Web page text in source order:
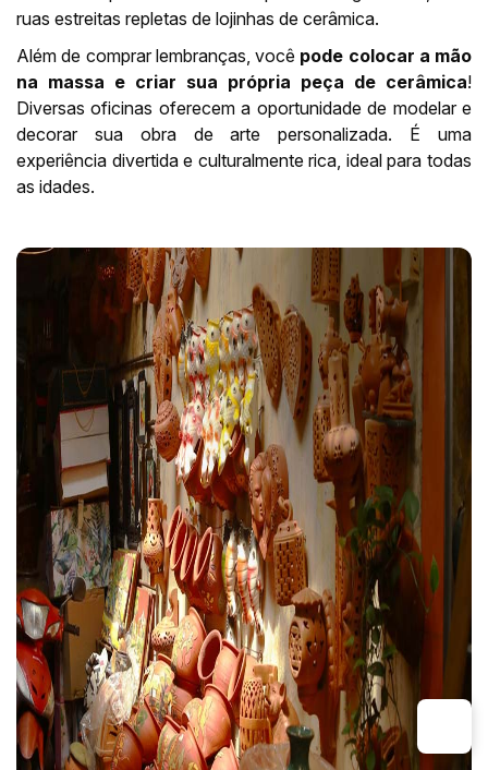
ruas estreitas repletas de lojinhas de cerâmica.
Além de comprar lembranças, você pode colocar a mão
na massa e criar sua própria peça de cerâmica!
Diversas oficinas oferecem a oportunidade de modelar e
decorar sua obra de arte personalizada. É uma
experiência divertida e culturalmente rica, ideal para todas
as idades.